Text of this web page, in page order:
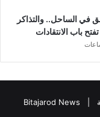
في الساحل.. والتذاكر
باب الانتقادات
Bitajarod News